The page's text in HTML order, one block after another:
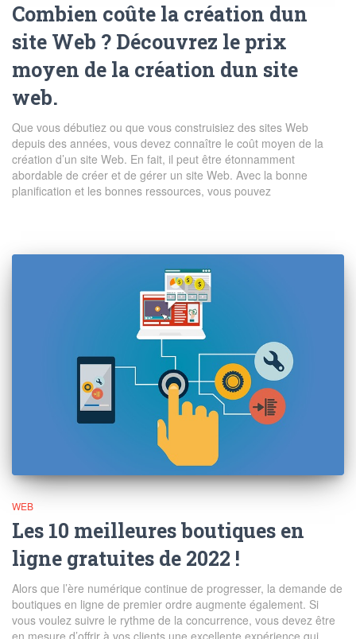
Combien coûte la création dun
site Web ? Découvrez le prix
moyen de la création dun site
web.
Que vous débutiez ou que vous construisiez des sites Web
depuis des années, vous devez connaître le coût moyen de la
création d’un site Web. En fait, il peut être étonnamment
abordable de créer et de gérer un site Web. Avec la bonne
planification et les bonnes ressources, vous pouvez
WEB
Les 10 meilleures boutiques en
ligne gratuites de 2022 !
Alors que l’ère numérique continue de progresser, la demande de
boutiques en ligne de premier ordre augmente également. Si
vous voulez suivre le rythme de la concurrence, vous devez être